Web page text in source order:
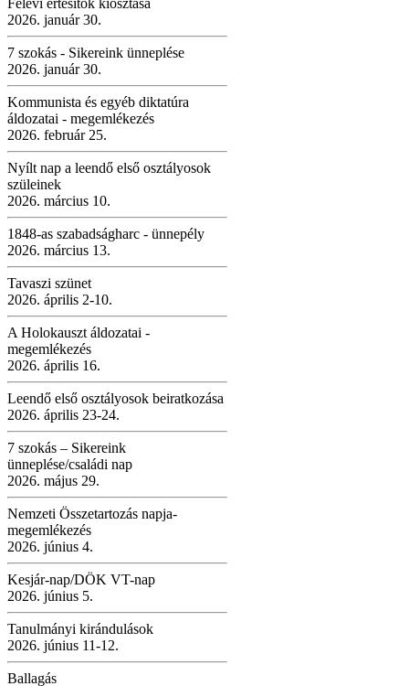
2026. január 30.
7 szokás - Sikereink ünneplése
2026. január 30.
Kommunista és egyéb diktatúra
áldozatai - megemlékezés
2026. február 25.
Nyílt nap a leendő első osztályosok
szüleinek
2026. március 10.
1848-as szabadságharc - ünnepély
2026. március 13.
Tavaszi szünet
2026. április 2-10.
A Holokauszt áldozatai -
megemlékezés
2026. április 16.
Leendő első osztályosok beiratkozása
2026. április 23-24.
7 szokás – Sikereink
ünneplése/családi nap
2026. május 29.
Nemzeti Összetartozás napja-
megemlékezés
2026. június 4.
Kesjár-nap/DÖK VT-nap
2026. június 5.
Tanulmányi kirándulások
2026. június 11-12.
Ballagás